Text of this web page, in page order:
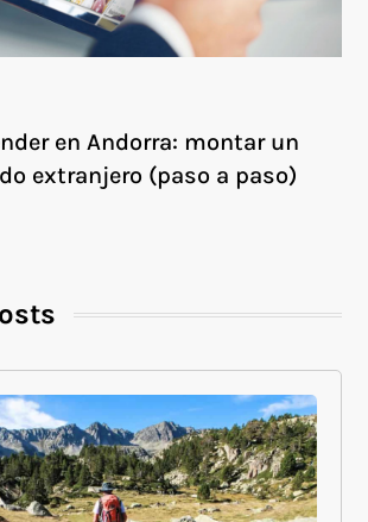
en Andorra: montar un
extranjero (paso a paso)